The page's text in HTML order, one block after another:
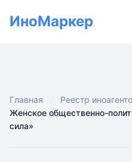
ИноМаркер
Главная
Реестр
Женское общественно-
сила»